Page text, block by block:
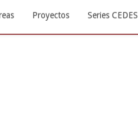
Proyectos Series CEDES